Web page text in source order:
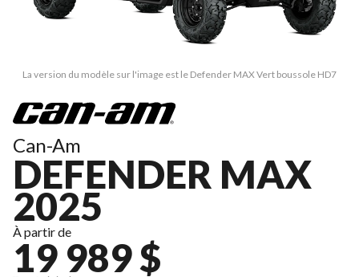
La version du modèle sur l'image est le Defender MAX Vert boussole HD7
Can-Am
DEFENDER MAX
2025
À partir de
19 989 $